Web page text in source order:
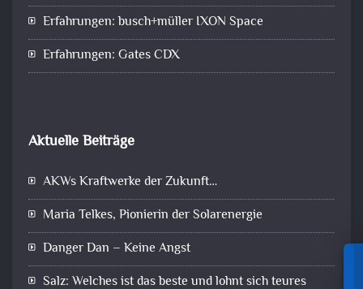
Erfahrungen: busch+müller IXON Space
Erfahrungen: Gates CDX
Aktuelle Beiträge
AKWs Kraftwerke der Zukunft…
Maria Telkes, Pionierin der Solarenergie
Danger Dan – Keine Angst
Salz: Welches ist das beste und lohnt sich teures